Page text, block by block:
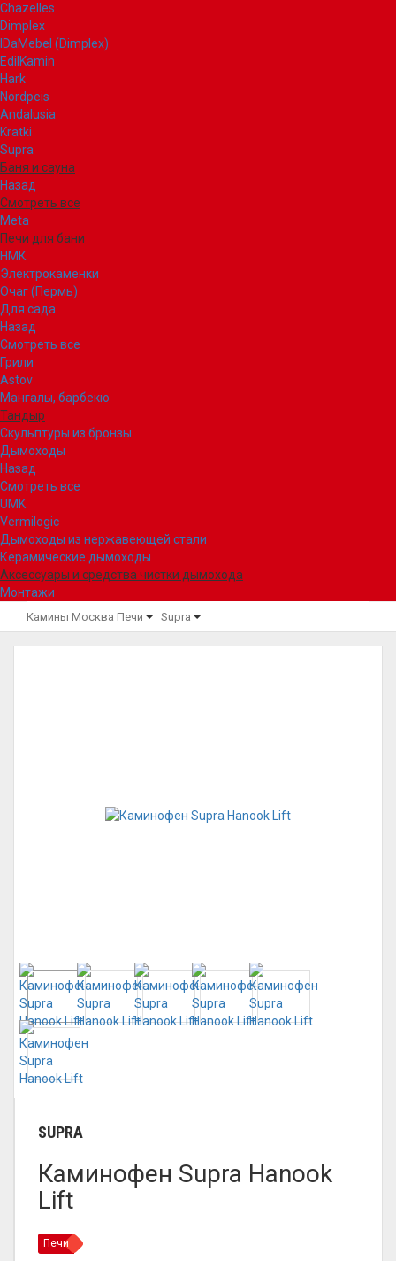
Chazelles
Dimplex
IDaMebel (Dimplex)
EdilKamin
Hark
Nordpeis
Andalusia
Kratki
Supra
Баня и сауна
Назад
Смотреть все
Meta
Печи для бани
НМК
Электрокаменки
Очаг (Пермь)
Для сада
Назад
Смотреть все
Грили
Astov
Мангалы, барбекю
Тандыр
Скульптуры из бронзы
Дымоходы
Назад
Смотреть все
UMK
Vermilogic
Дымоходы из нержавеющей стали
Керамические дымоходы
Аксессуары и средства чистки дымохода
Монтажи
Камины Москва Печи Supra
SUPRA
Каминофен Supra Hanook
Lift
Печи